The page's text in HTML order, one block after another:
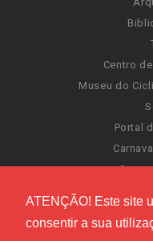
ATENÇÃO! Este site
consentir a sua
Centro
Museu do
Portal
Santa